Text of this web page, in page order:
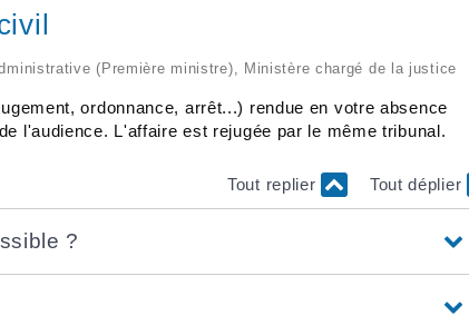
(Première ministre), Ministère chargé de la justice
ordonnance, arrêt...) rendue en votre absence
l'audience. L'affaire est rejugée par le même tribunal.
Tout replier Tout déplier
?